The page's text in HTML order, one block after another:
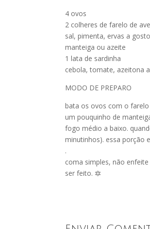
4 ovos
2 colheres de farelo de
sal, pimenta, ervas a gosto
manteiga ou azeite
1 lata de sardinha
cebola, tomate, azeitona
MODO DE PREPARO
bata os ovos com o
um pouquinho de
fogo médio a baixo.
minutinhos). essa porção
.
coma simples, não
ser feito. 🔯